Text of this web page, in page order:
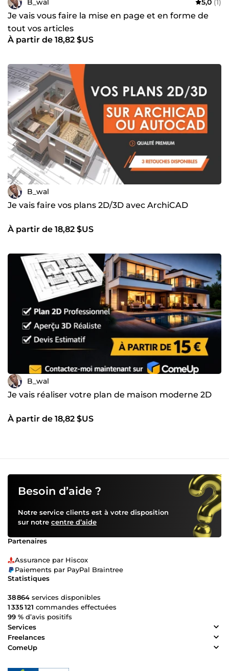
Je vais vous faire la mise en page et en forme de
tout vos articles
À partir de 18,82 $US
B_wal
Je vais faire vos plans 2D/3D avec ArchiCAD
À partir de 18,82 $US
B_wal
Je vais réaliser votre plan de maison moderne 2D
À partir de 18,82 $US
Besoin d’aide ?
Notre service clients est à votre disposition
sur notre centre d’aide
Partenaires
Assurance par Hiscox
Paiements par PayPal Braintree
Statistiques
38 864 services disponibles
1 335 121 commandes effectuées
99 % d’avis positifs
Services
Freelances
ComeUp